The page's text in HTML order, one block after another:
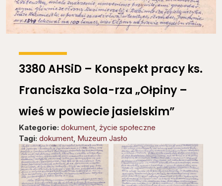
3380 AHSiD – Konspekt pracy ks.
Franciszka Sola-rza „Ołpiny –
wieś w powiecie jasielskim”
Kategorie: dokument, życie społeczne
Tagi: dokument, Muzeum Jasło